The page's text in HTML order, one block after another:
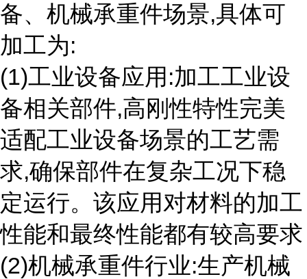
备、机械承重件场景,具体可
加工为:
(1)工业设备应用:加工工业设
备相关部件,高刚性特性完美
适配工业设备场景的工艺需
求,确保部件在复杂工况下稳
定运行。该应用对材料的加工
性能和最终性能都有较高要求
(2)机械承重件行业:生产机械